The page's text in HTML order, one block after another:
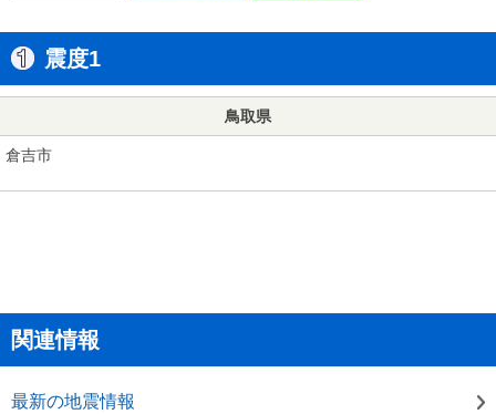
震度1
鳥取県
倉吉市
関連情報
最新の地震情報